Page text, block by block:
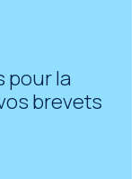
pour la
brevets